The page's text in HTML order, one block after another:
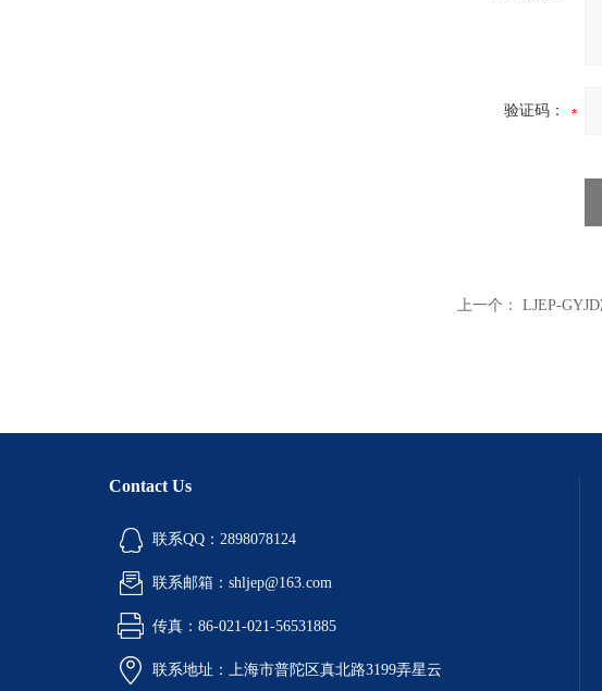
验证码：
上一个： LJEP-GYJD冷
Contact Us
联系QQ：2898078124
联系邮箱：shljep@163.com
传真：86-021-021-56531885
联系地址：上海市普陀区真北路3199弄星云